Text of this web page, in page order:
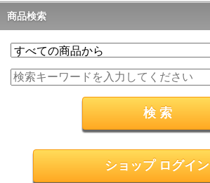
商品検索
ショップ ログイン